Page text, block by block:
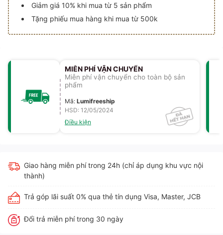
Giảm giá 10% khi mua từ 5 sản phẩm
Tặng phiếu mua hàng khi mua từ 500k
MIỄN PHÍ VẬN CHUYỂN
Miễn phí vận chuyển cho toàn bộ sản
phẩm
Mã: Lumifreeship
HSD: 12/05/2024
Điều kiện
Giao hàng miễn phí trong 24h (chỉ áp dụng khu vực nội
thành)
Trả góp lãi suất 0% qua thẻ tín dụng Visa, Master, JCB
Đổi trả miễn phí trong 30 ngày